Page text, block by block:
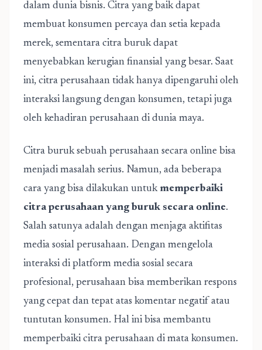
dalam dunia bisnis. Citra yang baik dapat
membuat konsumen percaya dan setia kepada
merek, sementara citra buruk dapat
menyebabkan kerugian finansial yang besar. Saat
ini, citra perusahaan tidak hanya dipengaruhi oleh
interaksi langsung dengan konsumen, tetapi juga
oleh kehadiran perusahaan di dunia maya.
Citra buruk sebuah perusahaan secara online bisa
menjadi masalah serius. Namun, ada beberapa
cara yang bisa dilakukan untuk memperbaiki
citra perusahaan yang buruk secara online.
Salah satunya adalah dengan menjaga aktifitas
media sosial perusahaan. Dengan mengelola
interaksi di platform media sosial secara
profesional, perusahaan bisa memberikan respons
yang cepat dan tepat atas komentar negatif atau
tuntutan konsumen. Hal ini bisa membantu
memperbaiki citra perusahaan di mata konsumen.